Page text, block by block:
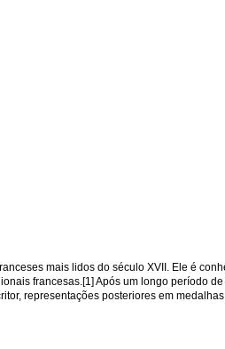
mais lidos do século XVII. Ele é
francesas.[1] Após um longo período
representações posteriores em